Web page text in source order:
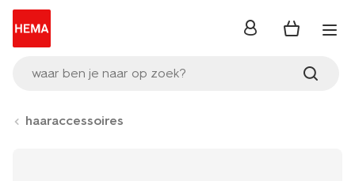
waar ben je naar op zoek?
inloggen
haaraccessoires